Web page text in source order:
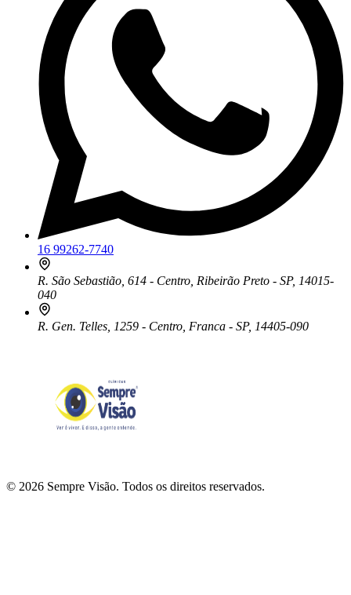
16 99262-7740
R. São Sebastião, 614 - Centro, Ribeirão Preto - SP, 14015-
040
R. Gen. Telles, 1259 - Centro, Franca - SP, 14405-090
© 2026 Sempre Visão. Todos os direitos reservados.